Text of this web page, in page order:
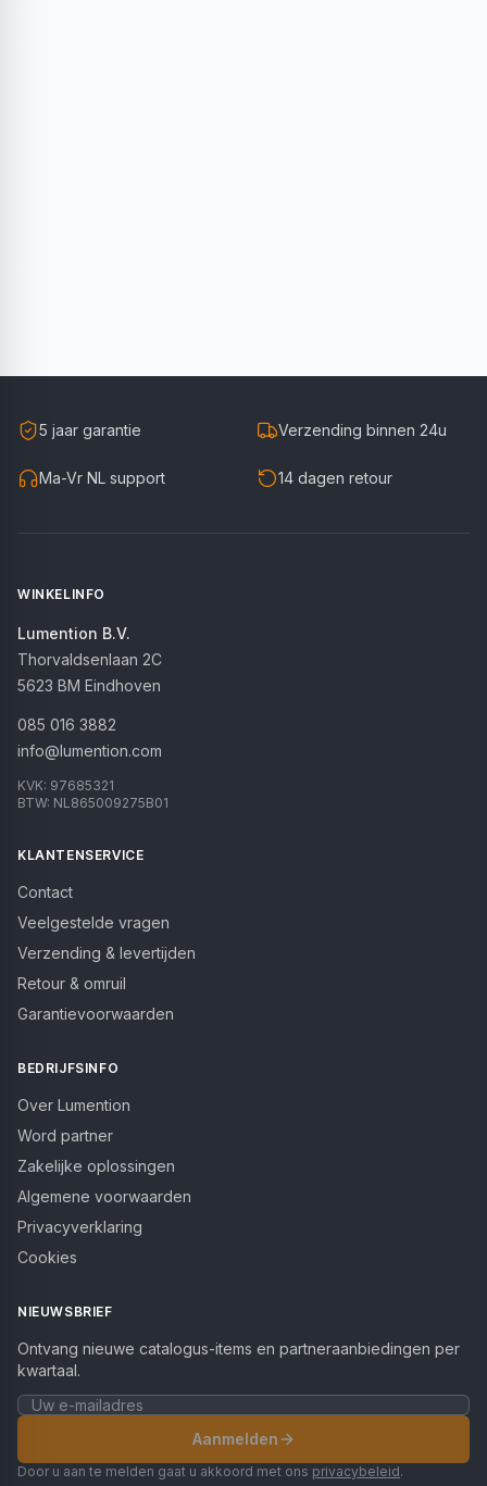
5 jaar garantie Verzending binnen 24u
Ma-Vr NL support 14 dagen retour
WINKELINFO
Lumention B.V.
Thorvaldsenlaan 2C
5623 BM Eindhoven
085 016 3882
info@lumention.com
KVK: 97685321
BTW: NL865009275B01
KLANTENSERVICE
Contact
Veelgestelde vragen
Verzending & levertijden
Retour & omruil
Garantievoorwaarden
BEDRIJFSINFO
Over Lumention
Word partner
Zakelijke oplossingen
Algemene voorwaarden
Privacyverklaring
Cookies
NIEUWSBRIEF
Ontvang nieuwe catalogus-items en partneraanbiedingen per
kwartaal.
Aanmelden
Door u aan te melden gaat u akkoord met ons privacybeleid.